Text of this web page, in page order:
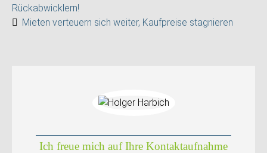
Rückabwicklern!
Mieten verteuern sich weiter, Kaufpreise stagnieren
Ich freue mich auf Ihre Kontaktaufnahme